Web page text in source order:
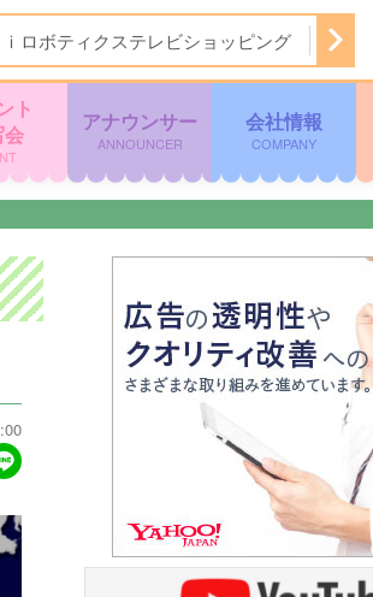
ロボティクステレビショッピング 14:50
ト
アナウンサー
ANNOUNCER
会社情報
COMPANY